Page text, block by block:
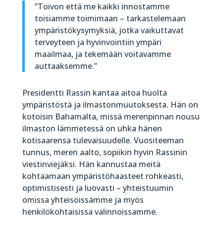
”Toivon että me kaikki innostamme
toisiamme toimimaan – tarkastelemaan
ympäristökysymyksiä, jotka vaikuttavat
terveyteen ja hyvinvointiin ympäri
maailmaa, ja tekemään voitavamme
auttaaksemme.”
Presidentti Rassin kantaa aitoa huolta
ympäristöstä ja ilmastonmuutoksesta. Hän on
kotoisin Bahamalta, missä merenpinnan nousu
ilmaston lämmetessä on uhka hänen
kotisaarensa tulevaisuudelle. Vuositeeman
tunnus, meren aalto, sopiikin hyvin Rassinin
viestinviejäksi. Hän kannustaa meitä
kohtaamaan ympäristöhaasteet rohkeasti,
optimistisesti ja luovasti – yhteistuumin
omissa yhteisöissämme ja myös
henkilökohtaisissa valinnoissamme.